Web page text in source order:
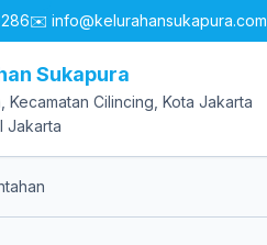
✉️ info@kelurahansukapura.com
Sukapura
Kecamatan Cilincing, Kota Jakarta
Jakarta